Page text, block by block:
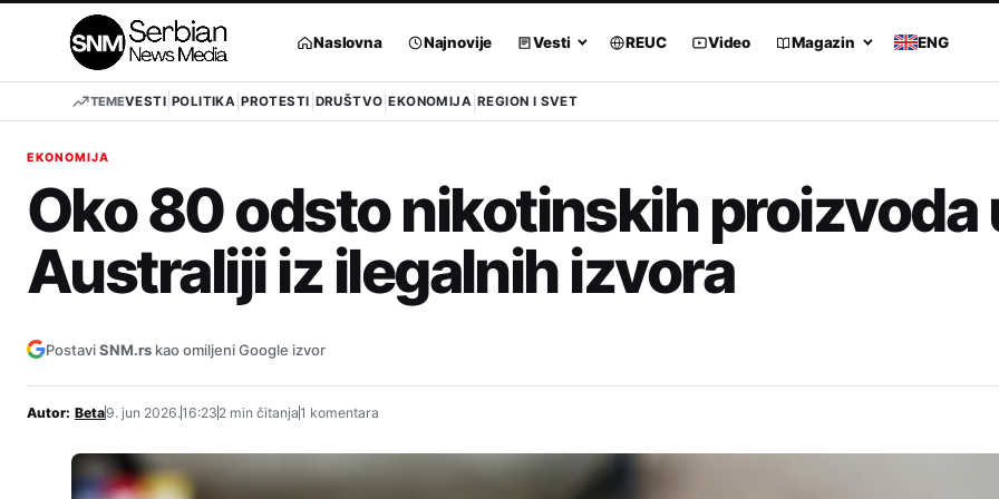
Naslovna Najnovije Vesti REUC Video Magazin ENG
TEMEVESTI POLITIKA PROTESTI DRUŠTVO EKONOMIJA REGION I SVET
EKONOMIJA
Oko 80 odsto nikotinskih proizvoda
Australiji iz ilegalnih izvora
PostaviSNM.rs kao omiljeni Google izvor
Autor: Beta9. jun 2026.16:23 2 min čitanja1 komentara